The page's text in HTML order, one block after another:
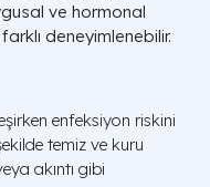
ve hormonal
deneyimlenebilir.
enfeksiyon riskini
temiz ve kuru
akıntı gibi